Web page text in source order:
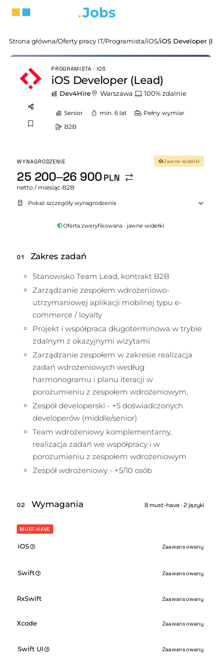
Strona główna/Oferty pracy IT/Programista/iOS/iOS Developer
PROGRAMISTA · IOS
iOS Developer (Lead)
Dev4Hire Warszawa 100% zdalnie
Senior min. 6 lat
Pełny wymiar
B2B
WYNAGRODZENIE Jawne widełki
25 200–26 900 PLN
netto / miesiąc·B2B
Pokaż szczegóły wynagrodzenia
Oferta zweryfikowana · jawne widełki
01 Zakres zadań
Stanowisko Team Lead, kontrakt B2B
Zarządzanie zespołem wdrożeniowo-
utrzymaniowej aplikacji mobilnej typu e-
commerce / loyalty
Projekt i współpraca długoterminowa w trybie
zdalnym z okazyjnymi wizytami
Zarządzanie zespołem w zakresie realizacja
zadań wdrożeniowych według
harmonogramu i planu iteracji w
porozumieniu z zespołem wdrożeniowym,
Zespół developerski - +5 doświadczonych
developerów (middle/senior)
Team wdrożeniowy komplementarny,
realizacja zadań we współpracy i w
porozumieniu z zespołem wdrożeniowym
Zespół wdrożeniowy - +5/10 osób
02 Wymagania 8 must-have · 2 języki
MUST-HAVE
iOS Zaawansowany
Swift Zaawansowany
RxSwift Zaawansowany
Xcode Zaawansowany
Swift UI Zaawansowany